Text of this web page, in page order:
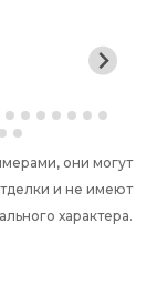
они могут
и не имеют
характера.